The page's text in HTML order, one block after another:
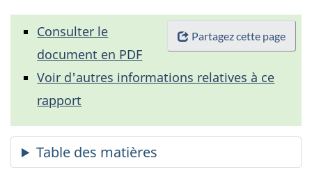
Partagez cette page
Consulter le
document en PDF
Voir d'autres informations relatives à ce
rapport